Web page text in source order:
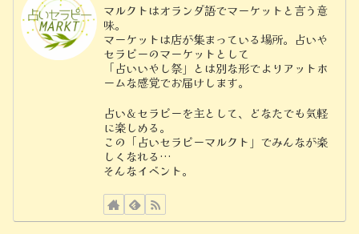
マルクトはオランダ語でマーケットと言う意
味。
マーケットは店が集まっている場所。占いや
セラピーのマーケットとして
「占いいやし祭」とは別な形でよりアットホ
ームな感覚でお届けします。
占い＆セラピーを主として、どなたでも気軽
に楽しめる。
この「占いセラピーマルクト」でみんなが楽
しくなれる…
そんなイベント。